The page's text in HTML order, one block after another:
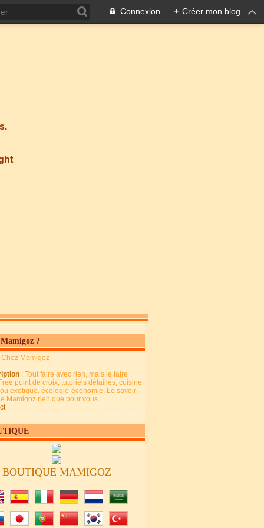
Connexion + Créer mon blog
?
Chez Mamigoz
: Tout faire avec rien, mais le faire
point de croix, tutoriels détaillés, cuisine
exotique, écologie-économie. Le savoir-
Mamigoz rien que pour vous.
BOUTIQUE MAMIGOZ